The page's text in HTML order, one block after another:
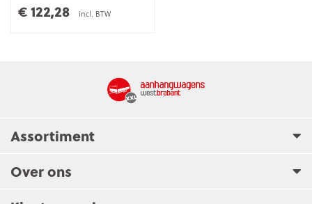
€ 122,28 incl. BTW
Assortiment
Over ons